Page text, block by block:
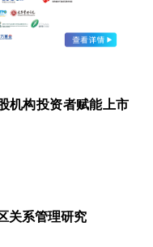
构投资者赋能上市
关系管理研究